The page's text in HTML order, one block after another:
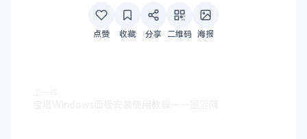
点赞 收藏 分享 二维码 海报